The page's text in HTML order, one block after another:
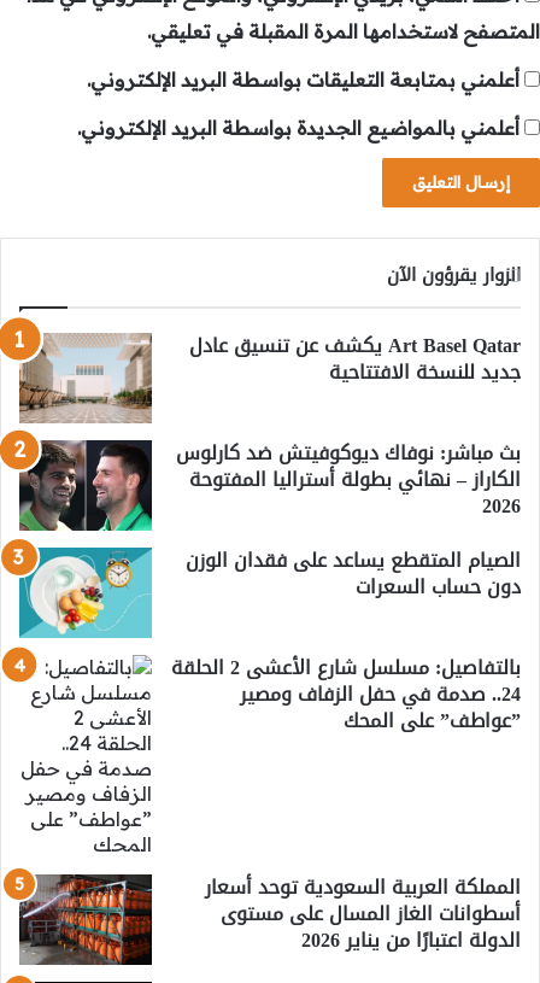
المتصفح لاستخدامها المرة المقبلة في تعليقي.
أعلمني بمتابعة التعليقات بواسطة البريد الإلكتروني.
أعلمني بالمواضيع الجديدة بواسطة البريد الإلكتروني.
الزوار يقرؤون الآن
Art Basel Qatar يكشف عن تنسيق عادل
جديد للنسخة الافتتاحية
بث مباشر: نوفاك ديوكوفيتش ضد كارلوس
الكاراز – نهائي بطولة أستراليا المفتوحة
2026
الصيام المتقطع يساعد على فقدان الوزن
دون حساب السعرات
بالتفاصيل: مسلسل شارع الأعشى 2 الحلقة
24.. صدمة في حفل الزفاف ومصير
”عواطف” على المحك
المملكة العربية السعودية توحد أسعار
أسطوانات الغاز المسال على مستوى
الدولة اعتبارًا من يناير 2026